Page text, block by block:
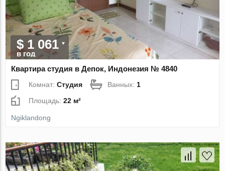
$ 1 061
в год
Квартира студия в Депок, Индонезия № 4840
Комнат:Студия Ванных:1
Площадь:22 м²
Ngiklandong